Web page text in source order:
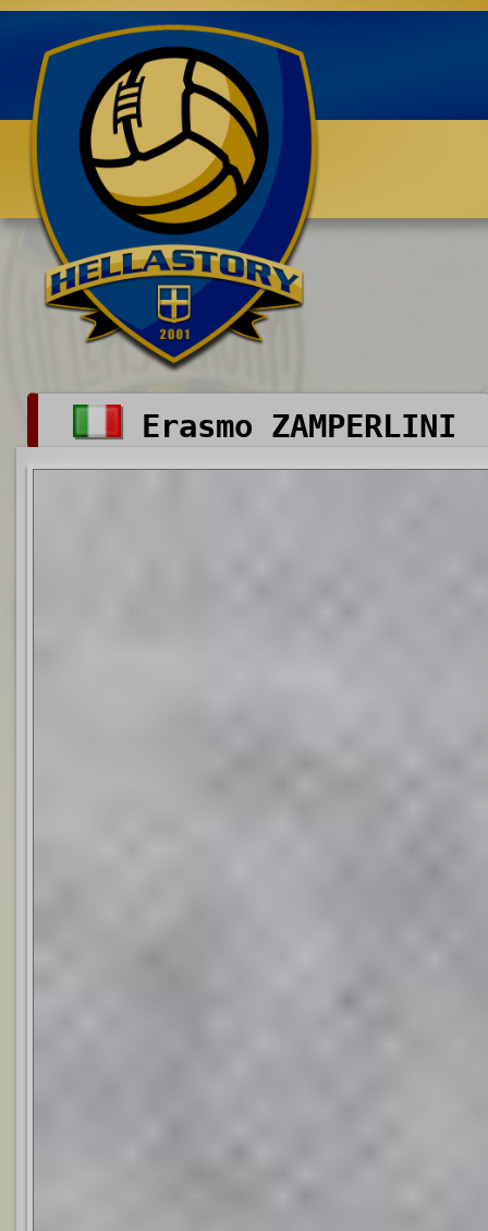
Benvenuti su HELLASTORY.net
Erasmo ZAMPERLINI